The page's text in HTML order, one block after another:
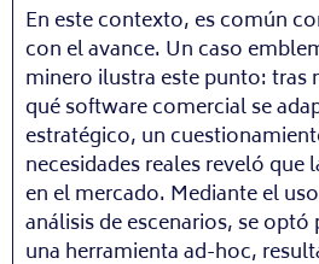
En este contexto, es común
con el avance. Un caso
minero ilustra este punto: tras
qué software comercial se
estratégico, un
necesidades reales reveló que
en el mercado. Mediante el
análisis de escenarios, se
una herramienta ad-hoc,